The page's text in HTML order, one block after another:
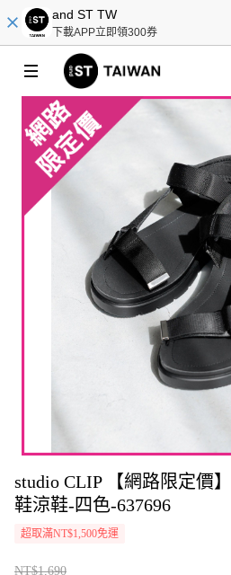
and ST TW
下載APP立即領300券
studio CLIP 【網路限定價
鞋涼鞋-四色-637696
超取滿NT$1,500免運
NT$1,690